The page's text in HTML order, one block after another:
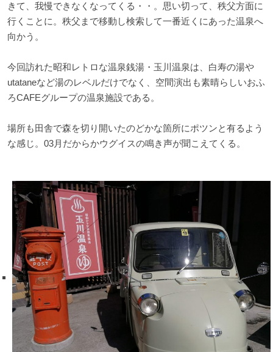
管理人随筆 当サイトについて
ご意見・お問い合わせ
きて、我慢できなくなってくる・・。思い切って、秩父方面に
行くことに。秩父まで移動し検索して一番近くにあった温泉へ
向かう。
今回訪れた昭和レトロな温泉銭湯・玉川温泉は、白寿の湯や
utataneなど湯のレベルだけでなく、空間演出も素晴らしいおふ
ろCAFEグループの温泉施設である。
場所も田舎で森を切り開いたのどかな箇所にポツンと有るよう
な感じ。03月だからかウグイスの鳴き声が聞こえてくる。